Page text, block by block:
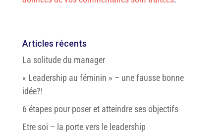
Articles récents
La solitude du manager
« Leadership au féminin » – une fausse bonne
idée?!
6 étapes pour poser et atteindre ses objectifs
Etre soi – la porte vers le leadership